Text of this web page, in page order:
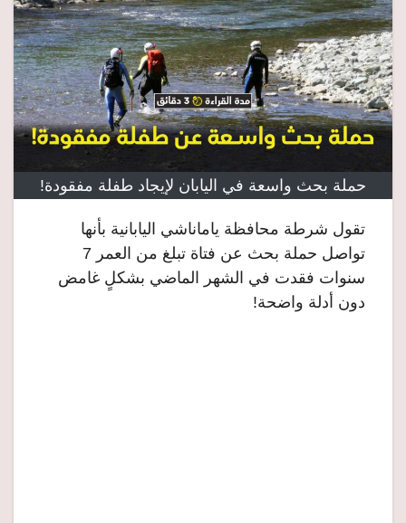
حملة بحث واسعة في اليابان لإيجاد طفلة مفقودة!
تقول شرطة محافظة ياماناشي اليابانية بأنها
تواصل حملة بحث عن فتاة تبلغ من العمر 7
سنوات فقدت في الشهر الماضي بشكلٍ غامض
دون أدلة واضحة!